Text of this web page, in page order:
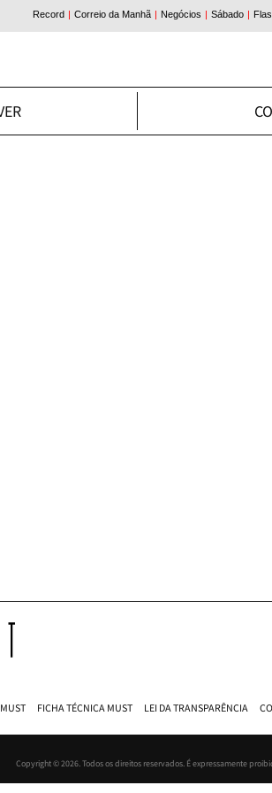
FICHA TÉCNICA MUST LEI DA TRANSPARÊNCIA
Copyright © 2026. Todos os direitos reservados. É expressamente